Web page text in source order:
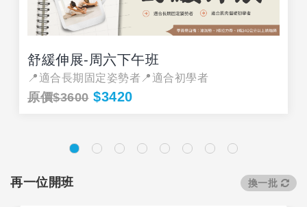
舒緩伸展-周六下午班
📍適合長期固定姿勢者📍適合初學者
原價$3600$3420
再一位開班 換一批